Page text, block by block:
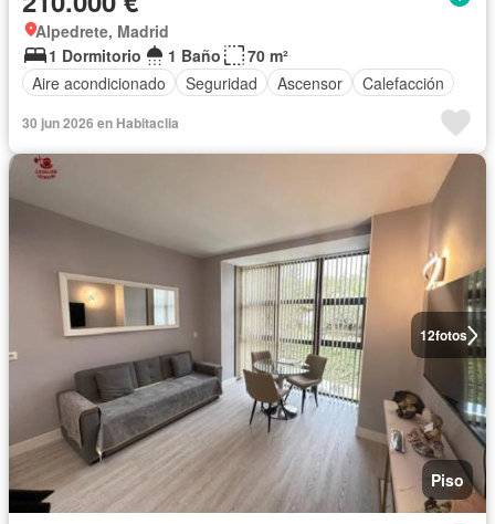
Alpedrete, Madrid
1 Dormitorio
1 Baño
70 m²
Aire acondicionado
Seguridad Ascensor Calefacción
30 jun 2026 en Habitaclia
12fotos
Piso